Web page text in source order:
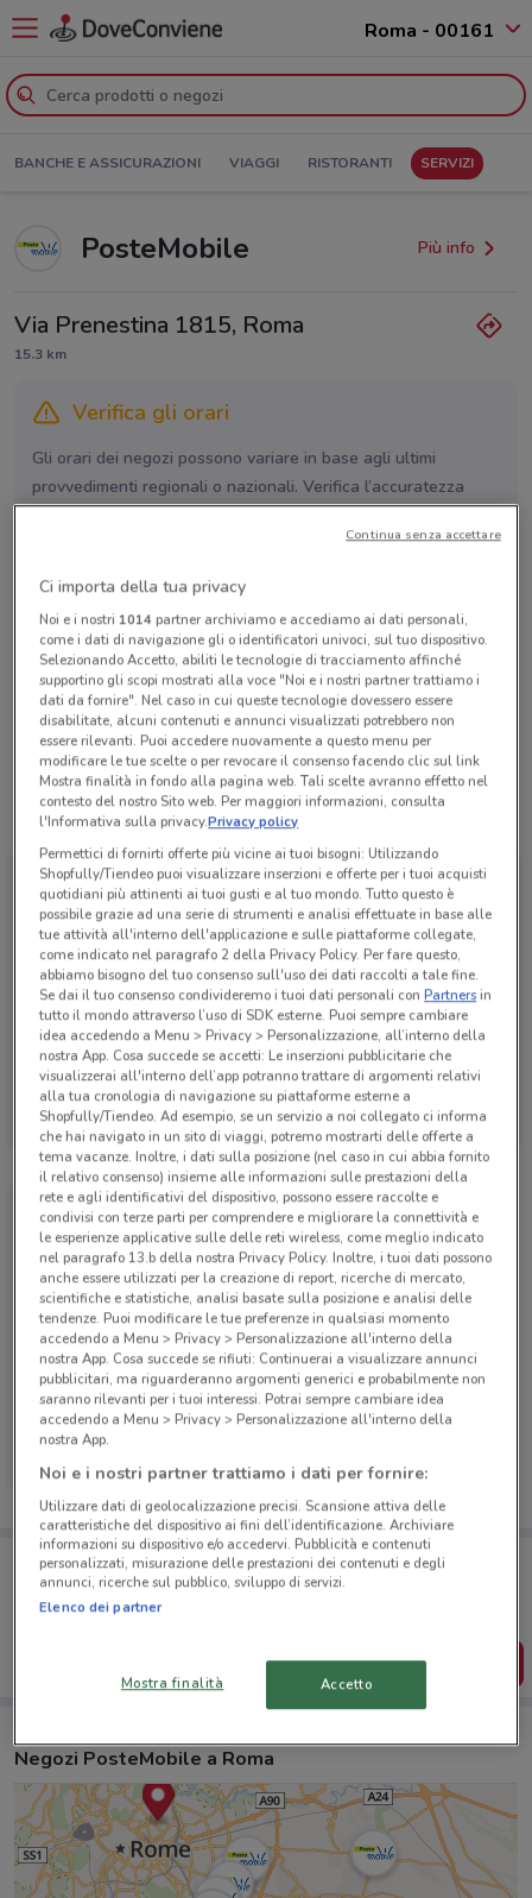
Roma - 00161
BANCHE E ASSICURAZIONI VIAGGI RISTORANTI SERVIZI
PosteMobile Più info
Via Prenestina 1815, Roma
15.3 km
Verifica gli orari
Gli orari dei negozi possono variare in base agli ultimi
provvedimenti regionali o nazionali. Verifica l’accuratezza
chiamando il negozio.
Lunedì n.d.
Martedì n.d.
Mercoledì n.d.
Giovedì n.d.
Venerdì n.d.
Sabato n.d.
Domenica n.d.
062260949
TABACCHERIA n. 469
Tutte le promozioni di questo negozio
PosteMobile
Scade il 17/08 6.6 km
PosteMobile
Scade il 05/09 6.6 km
Porta DoveConviene sempre con te!
Puoi trovare le migliori offerte dei negozi vicino a te,
salvarle e creare la tua lista del risparmio, comodamente
dal tuo cellulare.
SCARICA L’APP
Negozi PosteMobile a Roma
Ci importa della tua privacy
Noi e i nostri 1014partner archiviamo e accediamo ai dati personali,
come i dati di navigazione gli o identificatori univoci, sul tuo dispositivo.
Selezionando Accetto, abiliti le tecnologie di tracciamento affinché
supportino gli scopi mostrati alla voce "Noi e i nostri partner trattiamo i
dati da fornire". Nel caso in cui queste tecnologie dovessero essere
disabilitate, alcuni contenuti e annunci visualizzati potrebbero non
essere rilevanti. Puoi accedere nuovamente a questo menu per
modificare le tue scelte o per revocare il consenso facendo clic sul link
Mostra finalità in fondo alla pagina web. Tali scelte avranno effetto nel
contesto del nostro Sito web. Per maggiori informazioni, consulta
l'Informativa sulla privacy.Privacy policy
Permettici di fornirti offerte più vicine ai tuoi bisogni: Utilizzando
Shopfully/Tiendeo puoi visualizzare inserzioni e offerte per i tuoi acquisti
quotidiani più attinenti ai tuoi gusti e al tuo mondo. Tutto questo è
possibile grazie ad una serie di strumenti e analisi effettuate in base alle
tue attività all'interno dell'applicazione e sulle piattaforme collegate,
come indicato nel paragrafo 2 della Privacy Policy. Per fare questo,
abbiamo bisogno del tuo consenso sull'uso dei dati raccolti a tale fine.
Se dai il tuo consenso condivideremo i tuoi dati personali conPartnersin
tutto il mondo attraverso l’uso di SDK esterne. Puoi sempre cambiare
idea accedendo a Menu > Privacy > Personalizzazione, all’interno della
nostra App. Cosa succede se accetti: Le inserzioni pubblicitarie che
visualizzerai all'interno dell’app potranno trattare di argomenti relativi
alla tua cronologia di navigazione su piattaforme esterne a
Shopfully/Tiendeo. Ad esempio, se un servizio a noi collegato ci informa
che hai navigato in un sito di viaggi, potremo mostrarti delle offerte a
tema vacanze. Inoltre, i dati sulla posizione (nel caso in cui abbia fornito
il relativo consenso) insieme alle informazioni sulle prestazioni della
rete e agli identificativi del dispositivo, possono essere raccolte e
condivisi con terze parti per comprendere e migliorare la connettività e
le esperienze applicative sulle delle reti wireless, come meglio indicato
nel paragrafo 13.b della nostra Privacy Policy. Inoltre, i tuoi dati possono
anche essere utilizzati per la creazione di report, ricerche di mercato,
scientifiche e statistiche, analisi basate sulla posizione e analisi delle
tendenze. Puoi modificare le tue preferenze in qualsiasi momento
accedendo a Menu > Privacy > Personalizzazione all'interno della
nostra App. Cosa succede se rifiuti: Continuerai a visualizzare annunci
pubblicitari, ma riguarderanno argomenti generici e probabilmente non
saranno rilevanti per i tuoi interessi. Potrai sempre cambiare idea
accedendo a Menu > Privacy > Personalizzazione all'interno della
nostra App.
Noi e i nostri partner trattiamo i dati per fornire:
Utilizzare dati di geolocalizzazione precisi. Scansione attiva delle
caratteristiche del dispositivo ai fini dell’identificazione. Archiviare
informazioni su dispositivo e/o accedervi. Pubblicità e contenuti
personalizzati, misurazione delle prestazioni dei contenuti e degli
annunci, ricerche sul pubblico, sviluppo di servizi.
Elenco dei partner
Mostra finalità Accetto
Continua senza accettare